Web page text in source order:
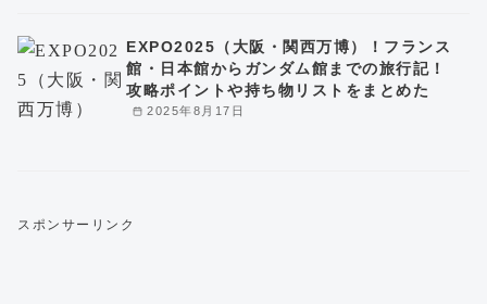
2025年8月17日
EXPO2025（大阪・関西万博）！フランス
館・日本館からガンダム館までの旅行記！
攻略ポイントや持ち物リストをまとめた
スポンサーリンク